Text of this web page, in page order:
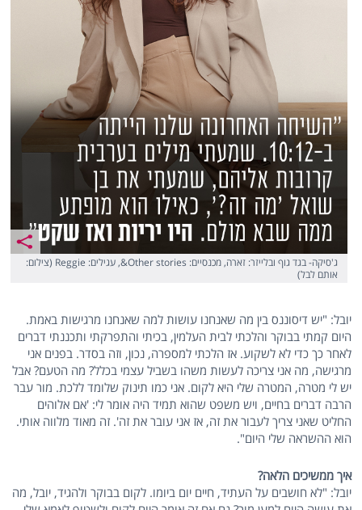
ג'סיקה- בגד גוף ובלייזר: זארה, מכנסיים: Other stories&, עגילים: Reggie (צילום:
אותם לבל)
יובל: "יש דיסוננס בין מה שאנחנו עושות למה שאנחנו מרגישות באמת.
היום קמתי בבוקר והלכתי לבית העלמין, בכיתי והתפרקתי ותכננתי דברים
לאחר כך כדי לא לשקוע. אז הלכתי למספרה, נכון, וזה בסדר. בפנים אני
מרגישה, מה אני צריכה לעשות משהו בשביל עצמי בכלל? מה הטעם? אבל
יש לי מטרה, המטרה שלי היא לקום. אני כמו תינוק שלומד ללכת. מור עבר
הרבה דברים בחיים, ויש משפט שהוא תמיד היה אומר לי: 'אם אלוהים
החליט שאני צריך לעבור את זה, אז אני עובר את זה'. זה מאוד מלווה אותי.
הוא ההשראה שלי היום".
איך ממשיכים הלאה?
יובל: "לא חושבים על העתיד, חיים יום ביומו. לקום בבוקר ולהגיד, יובל, מה